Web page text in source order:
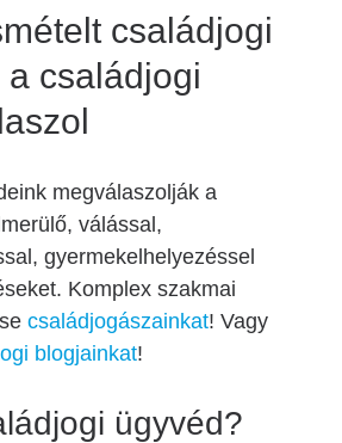
családjogi
családjogi
megválaszolják a
válással,
gyermekelhelyezéssel
Komplex szakmai
családjogászainkat! Vagy
blogjainkat!
ügyvéd?